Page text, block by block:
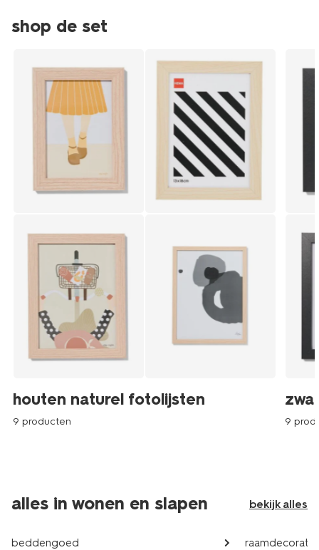
shop de set
houten naturel fotolijsten
9 producten 9
alles in wonen en slapen bekijk alles
beddengoed raamdecoratie